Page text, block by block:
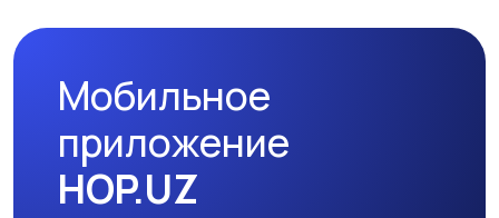
Мобильное
приложение
HOP.UZ